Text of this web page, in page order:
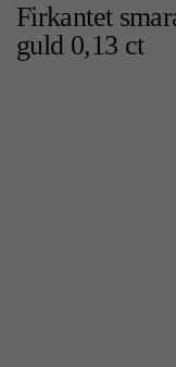
Firkantet
guld 0,13 ct